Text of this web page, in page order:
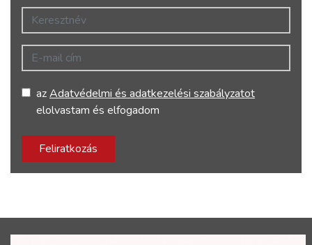
Keresztnév
E-mail cím
azAdatvédelmi és adatkezelési szabályzatot
elolvastam és elfogadom
Feliratkozás